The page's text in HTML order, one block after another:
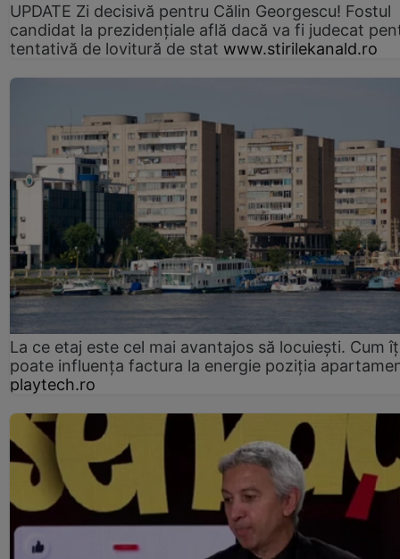
UPDATE Zi decisivă pentru Călin Georgescu! Fostul
candidat la prezidențiale află dacă va fi judecat
tentativă de lovitură de stat www.stirilekanald.ro
La ce etaj este cel mai avantajos să locuiești. Cum
poate influența factura la energie poziția
playtech.ro